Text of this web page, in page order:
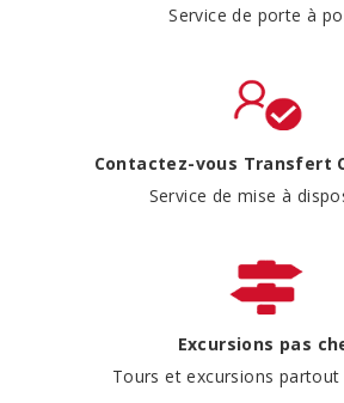
Service de porte à
Contactez-vous Transfert
Service de mise à
Excursions pas
Tours et excursions